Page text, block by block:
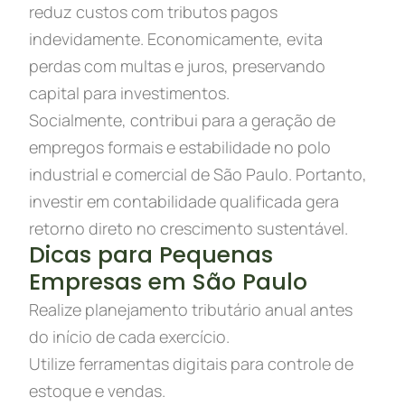
reduz custos com tributos pagos
indevidamente. Economicamente, evita
perdas com multas e juros, preservando
capital para investimentos.
Socialmente, contribui para a geração de
empregos formais e estabilidade no polo
industrial e comercial de São Paulo. Portanto,
investir em contabilidade qualificada gera
retorno direto no crescimento sustentável.
Dicas para Pequenas
Empresas em São Paulo
Realize planejamento tributário anual antes
do início de cada exercício.
Utilize ferramentas digitais para controle de
estoque e vendas.